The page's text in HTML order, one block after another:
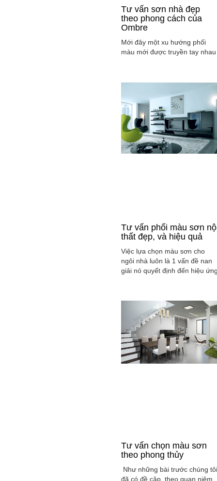
Tư vấn sơn nhà đẹp
theo phong cách của
Ombre
Mới đây một xu hướng phối
màu mới được truyền tay nhau
Ombre, cách phối màu sắc tinh
tế sao cho màu sắc chuyển
từ tông nhạt sang đậm, từ
sang tối hay ngược lại. Cùng
tìm hiểu phong các này qua
việc ...
Tư vấn phối màu sơn
thất đẹp, và hiệu quả
Việc lựa chọn màu sơn cho
ngôi nhà luôn là 1 vấn đề nan
giải nó quyết định đến hiệu
của gia đình bạn.
Tư vấn chọn màu sơn
theo phong thủy
Như những bài trước chúng tôi
đã có đề cập, theo quan niệm